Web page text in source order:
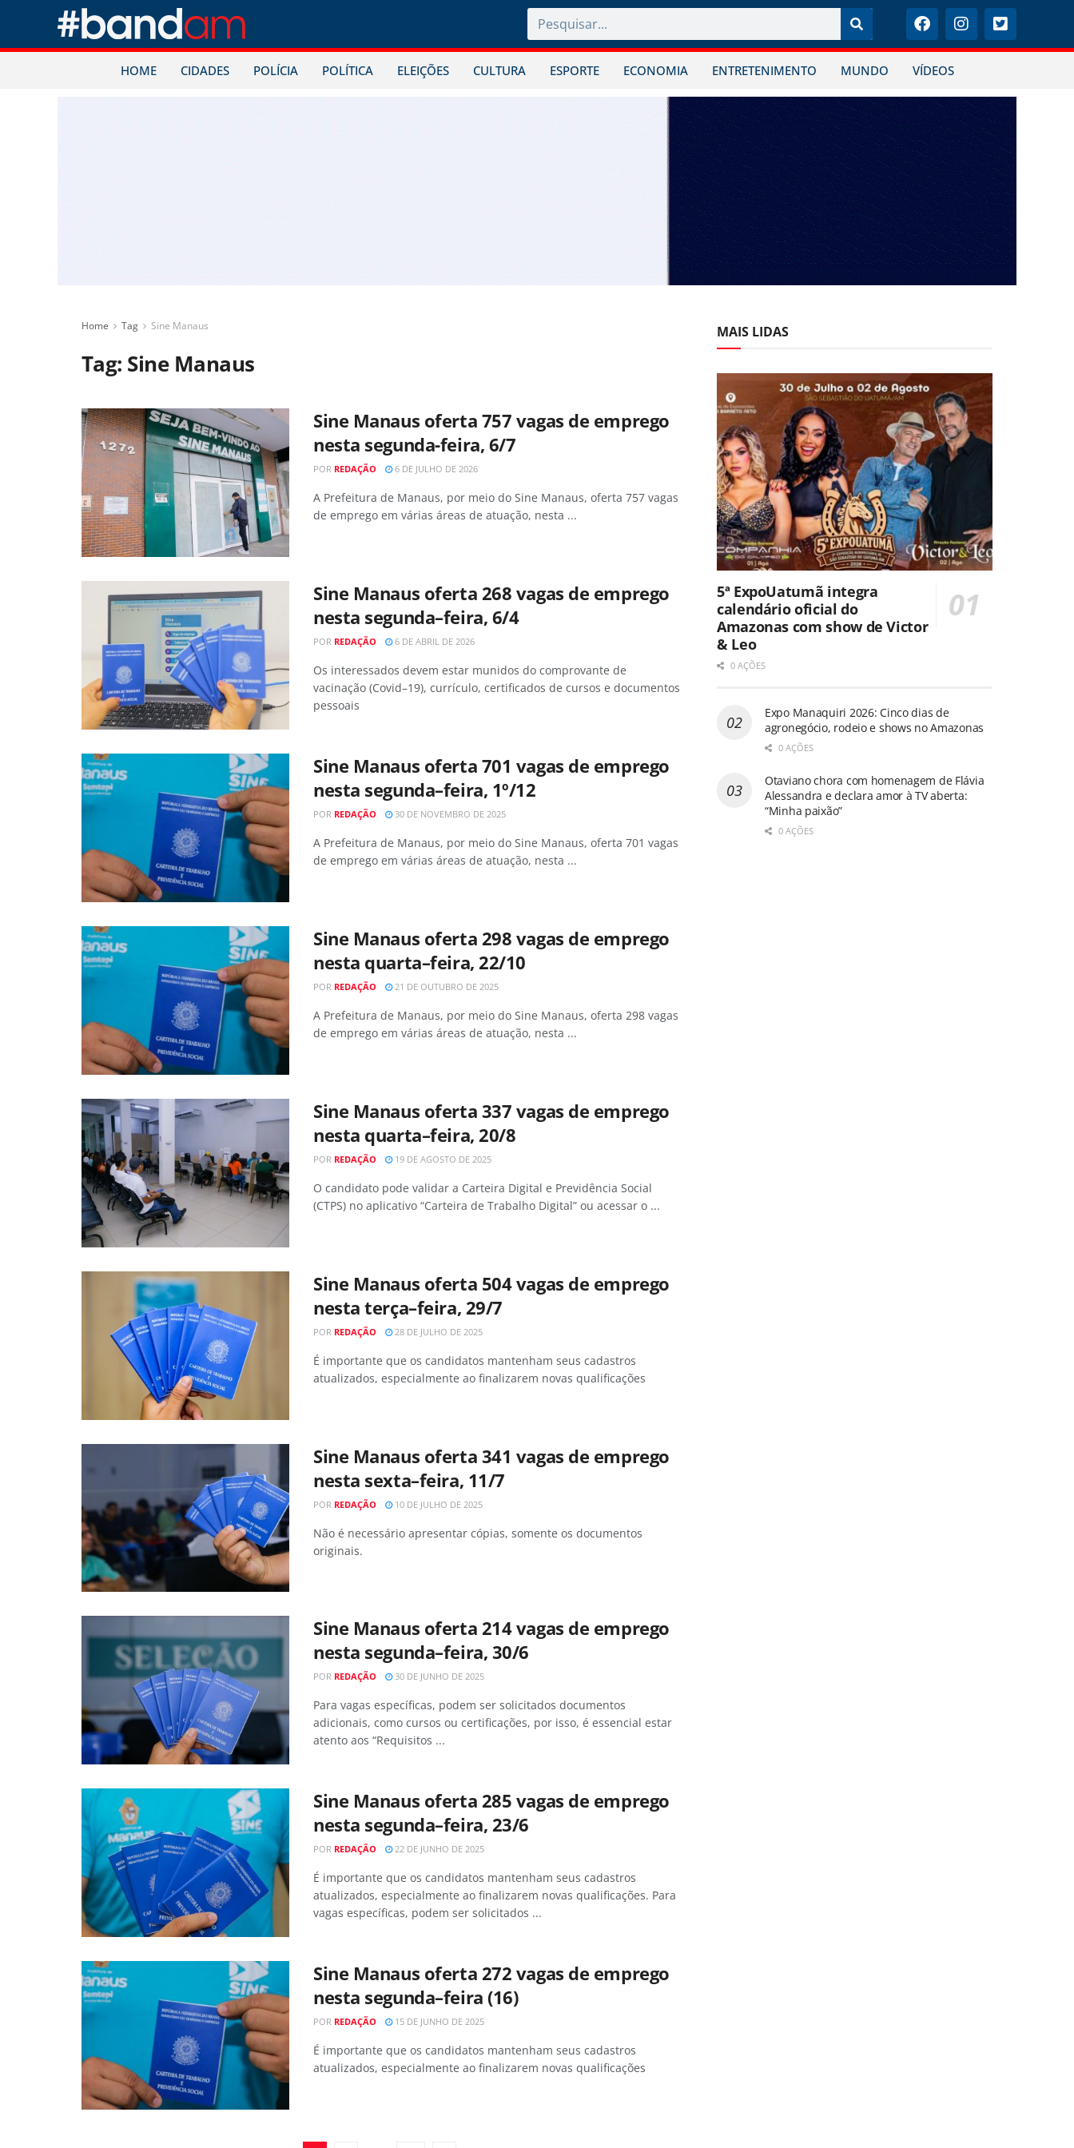
HOME CIDADES POLÍCIA POLÍTICA ELEIÇÕES CULTURA ESPORTE ECONOMIA ENTRETENIMENTO MUNDO VÍDEOS
Home Tag Sine Manaus
Tag: Sine Manaus
Sine Manaus oferta 757 vagas de emprego
nesta segunda-feira, 6/7
POR REDAÇÃO 6 DE JULHO DE 2026
A Prefeitura de Manaus, por meio do Sine Manaus, oferta 757 vagas
de emprego em várias áreas de atuação, nesta ...
Sine Manaus oferta 268 vagas de emprego
nesta segunda–feira, 6/4
POR REDAÇÃO 6 DE ABRIL DE 2026
Os interessados devem estar munidos do comprovante de
vacinação (Covid–19), currículo, certificados de cursos e documentos
pessoais
Sine Manaus oferta 701 vagas de emprego
nesta segunda–feira, 1º/12
POR REDAÇÃO 30 DE NOVEMBRO DE 2025
A Prefeitura de Manaus, por meio do Sine Manaus, oferta 701 vagas
de emprego em várias áreas de atuação, nesta ...
Sine Manaus oferta 298 vagas de emprego
nesta quarta–feira, 22/10
POR REDAÇÃO 21 DE OUTUBRO DE 2025
A Prefeitura de Manaus, por meio do Sine Manaus, oferta 298 vagas
de emprego em várias áreas de atuação, nesta ...
Sine Manaus oferta 337 vagas de emprego
nesta quarta–feira, 20/8
POR REDAÇÃO 19 DE AGOSTO DE 2025
O candidato pode validar a Carteira Digital e Previdência Social
(CTPS) no aplicativo “Carteira de Trabalho Digital” ou acessar o ...
Sine Manaus oferta 504 vagas de emprego
nesta terça–feira, 29/7
POR REDAÇÃO 28 DE JULHO DE 2025
É importante que os candidatos mantenham seus cadastros
atualizados, especialmente ao finalizarem novas qualificações
Sine Manaus oferta 341 vagas de emprego
nesta sexta–feira, 11/7
POR REDAÇÃO 10 DE JULHO DE 2025
Não é necessário apresentar cópias, somente os documentos
originais.
Sine Manaus oferta 214 vagas de emprego
nesta segunda–feira, 30/6
POR REDAÇÃO 30 DE JUNHO DE 2025
Para vagas específicas, podem ser solicitados documentos
adicionais, como cursos ou certificações, por isso, é essencial estar
atento aos “Requisitos ...
Sine Manaus oferta 285 vagas de emprego
nesta segunda–feira, 23/6
POR REDAÇÃO 22 DE JUNHO DE 2025
É importante que os candidatos mantenham seus cadastros
atualizados, especialmente ao finalizarem novas qualificações. Para
vagas específicas, podem ser solicitados ...
Sine Manaus oferta 272 vagas de emprego
nesta segunda–feira (16)
POR REDAÇÃO 15 DE JUNHO DE 2025
É importante que os candidatos mantenham seus cadastros
atualizados, especialmente ao finalizarem novas qualificações
MAIS LIDAS
5ª ExpoUatumã integra
calendário oficial do
Amazonas com show de Victor
& Leo
0 AÇÕES
Expo Manaquiri 2026: Cinco dias de
agronegócio, rodeio e shows no Amazonas
0 AÇÕES
Otaviano chora com homenagem de Flávia
Alessandra e declara amor à TV aberta:
“Minha paixão”
0 AÇÕES